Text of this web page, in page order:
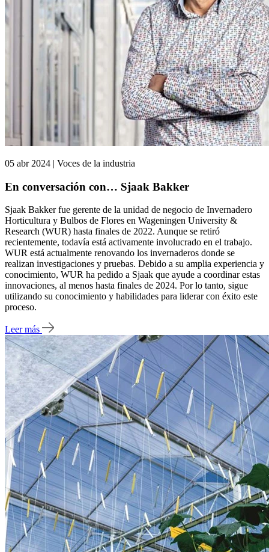
05 abr 2024 | Voces de la industria
En conversación con… Sjaak Bakker
Sjaak Bakker fue gerente de la unidad de negocio de Invernadero
Horticultura y Bulbos de Flores en Wageningen University &
Research (WUR) hasta finales de 2022. Aunque se retiró
recientemente, todavía está activamente involucrado en el trabajo.
WUR está actualmente renovando los invernaderos donde se
realizan investigaciones y pruebas. Debido a su amplia experiencia y
conocimiento, WUR ha pedido a Sjaak que ayude a coordinar estas
innovaciones, al menos hasta finales de 2024. Por lo tanto, sigue
utilizando su conocimiento y habilidades para liderar con éxito este
proceso.
Leer más